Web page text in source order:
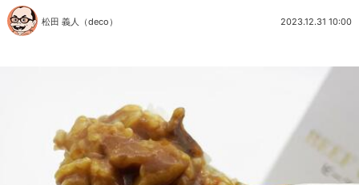
松田 義人（deco） 2023.12.31 10:00